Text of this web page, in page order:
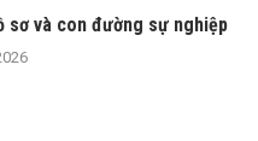
sơ và con đường sự nghiệp